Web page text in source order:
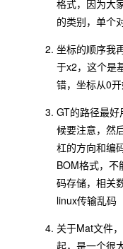
格式，因为大
的类别，单个
坐标的顺序我
于x2，这个是
错，坐标从0
GT的路径最
候要注意，然
杠的方向和编
BOM格式，不
码存储，相关
linux传输乱码
关于Mat文件
起，是一个很